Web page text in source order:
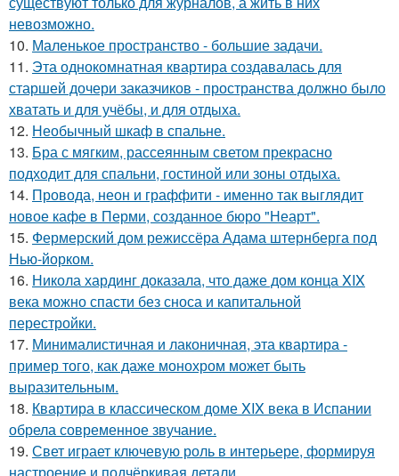
невозможно.
10. Маленькое пространство - большие задачи.
11. Эта однокомнатная квартира создавалась для
старшей дочери заказчиков - пространства должно было
хватать и для учёбы, и для отдыха.
12. Необычный шкаф в спальне.
13. Бра с мягким, рассеянным светом прекрасно
подходит для спальни, гостиной или зоны отдыха.
14. Провода, неон и граффити - именно так выглядит
новое кафе в Перми, созданное бюро "Неарт".
15. Фермерский дом режиссёра Адама штернберга под
Нью-йорком.
16. Никола хардинг доказала, что даже дом конца XIX
века можно спасти без сноса и капитальной
перестройки.
17. Минималистичная и лаконичная, эта квартира -
пример того, как даже монохром может быть
выразительным.
18. Квартира в классическом доме XIX века в Испании
обрела современное звучание.
19. Свет играет ключевую роль в интерьере, формируя